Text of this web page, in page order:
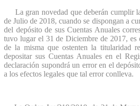
La gran novedad que deberán cumplir
de Julio de 2018, cuando se dispongan a
del depósito de sus Cuentas Anuales
tuvo lugar el 31 de Diciembre de 2017, es
de la misma que ostenten la titularidad
depositar sus Cuentas Anuales en el
declaración supondrá un error en el
a los efectos legales que tal error conlleva.